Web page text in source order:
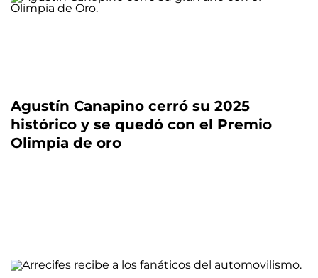
Agustín Canapino cerró su 2025
histórico y se quedó con el Premio
Olimpia de oro